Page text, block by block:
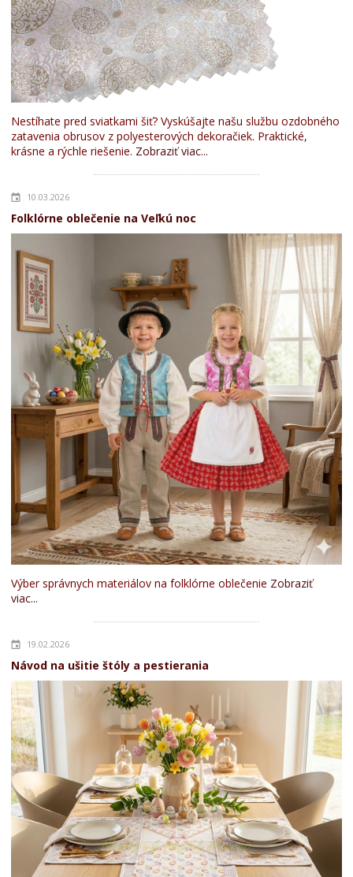
Nestíhate pred sviatkami šiť? Vyskúšajte našu službu ozdobného
zatavenia obrusov z polyesterových dekoračiek. Praktické,
krásne a rýchle riešenie. Zobraziť viac...
10.03.2026
Folklórne oblečenie na Veľkú noc
Výber správnych materiálov na folklórne oblečenie Zobraziť
viac...
19.02.2026
Návod na ušitie štóly a pestierania